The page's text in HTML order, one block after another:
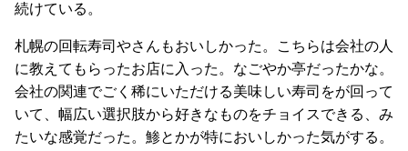
続けている。
札幌の回転寿司やさんもおいしかった。こちらは会社の人
に教えてもらったお店に入った。なごやか亭だったかな。
会社の関連でごく稀にいただける美味しい寿司をが回って
いて、幅広い選択肢から好きなものをチョイスできる、み
たいな感覚だった。鯵とかが特においしかった気がする。